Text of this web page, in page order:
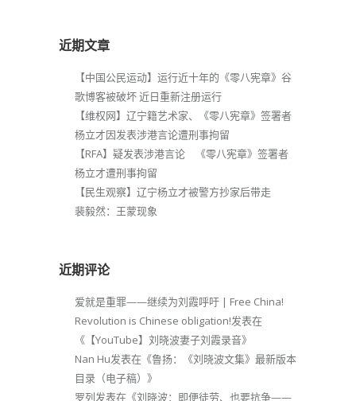
近期文章
【中国公民运动】运行近十年的《零八宪章》谷
歌博客被破坏 近日重新注册运行
【维权网】辽宁籍艺术家、《零八宪章》签署者
杨立才因发表涉港言论遭刑事拘留
【RFA】疑发表涉港言论 《零八宪章》签署者
杨立才遭刑事拘留
【民生观察】辽宁杨立才被警方抄家后带走
裴毅然：王蒙现象
近期评论
爱就是重罪——继续为刘霞呼吁 | Free China!
Revolution is Chinese obligation!发表在
《 【YouTube】刘晓波妻子刘霞录音》
Nan Hu发表在《鲁扬：《刘晓波文集》最新版本
目录（电子稿） 》
罗列发表在《刘晓波：即便徒劳、也要抗争——